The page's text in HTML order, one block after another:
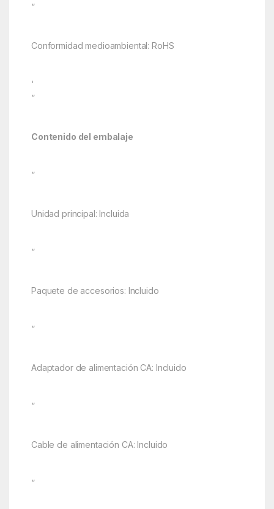
”
Conformidad medioambiental: RoHS
‘
”
Contenido del embalaje
”
Unidad principal: Incluida
”
Paquete de accesorios: Incluido
”
Adaptador de alimentación CA: Incluido
”
Cable de alimentación CA: Incluido
”